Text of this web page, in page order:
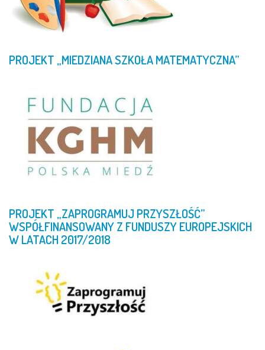
PROJEKT „MIEDZIANASZKOŁAMATEMATYCZNA”
PROJEKT „ZAPROGRAMUJ PRZYSZŁOŚĆ”
WSPÓŁFINANSOWANYZ FUNDUSZYEUROPEJSKICH
WLATACH2017/2018